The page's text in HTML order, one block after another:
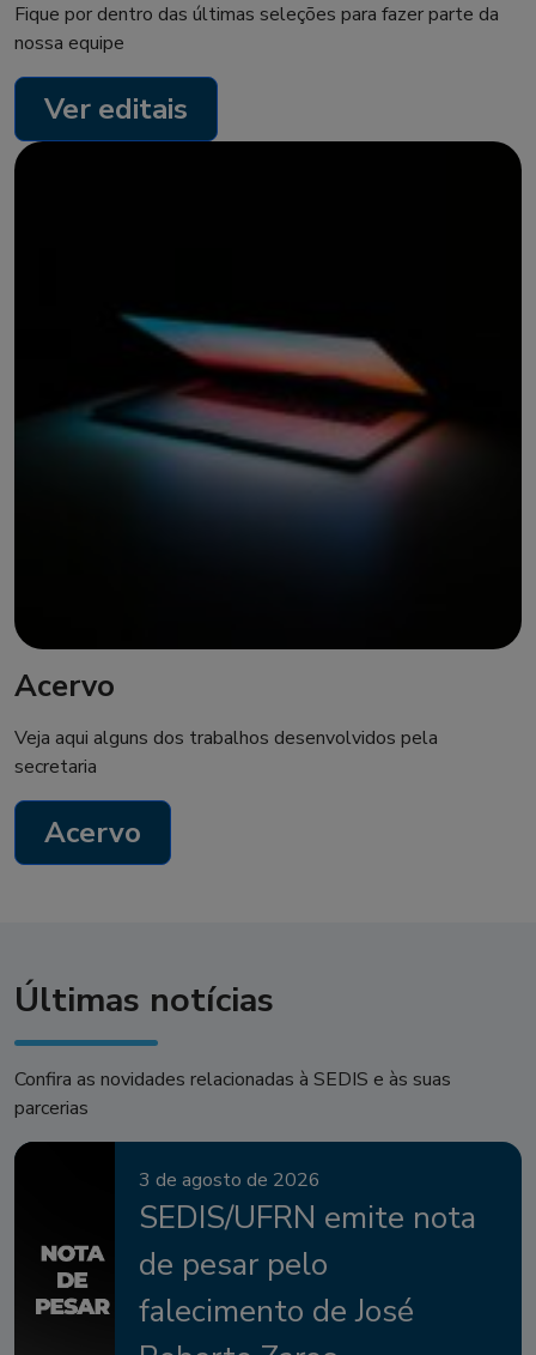
Fique por dentro das últimas seleções para fazer parte da
nossa equipe
Ver editais
Acervo
Veja aqui alguns dos trabalhos desenvolvidos pela
secretaria
Acervo
Últimas notícias
Confira as novidades relacionadas à SEDIS e às suas
parcerias
3 de agosto de 2026
SEDIS/UFRN emite nota
de pesar pelo
falecimento de José